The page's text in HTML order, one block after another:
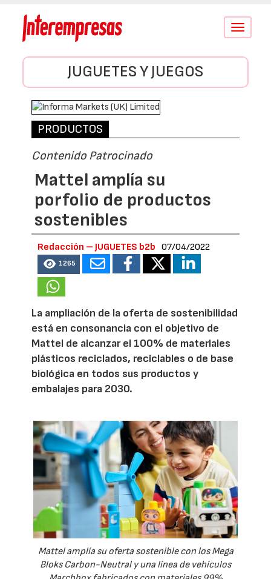
Conmutar
JUGUETES Y JUEGOS
PRODUCTOS
Contenido Patrocinado
Mattel amplía su
porfolio de productos
sostenibles
Redacción – JUGUETES b2b 07/04/2022
1265
La ampliación de la oferta de sostenibilidad
está en consonancia con el objetivo de
Mattel de alcanzar el 100% de materiales
plásticos reciclados, reciclables o de base
biológica en todos sus productos y
embalajes para 2030.
Mattel amplía su oferta sostenible con los Mega
Bloks Carbon-Neutral y una línea de vehículos